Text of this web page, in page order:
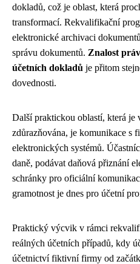
dokladů, což je oblast, která
transformací. Rekvalifikační
elektronické archivaci
správu dokumentů. Znalost
účetních dokladů je přitom
dovednosti.
Další praktickou oblastí, která
zdůrazňována, je komunikace s
elektronických systémů.
daně, podávat daňová přiznání
schránky pro oficiální
gramotnost je dnes pro účetní
Praktický výcvik v rámci
reálných účetních případů, kdy
účetnictví fiktivní firmy od